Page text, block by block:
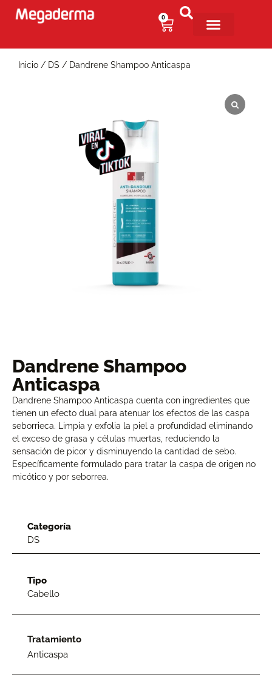
0
Inicio / DS / Dandrene Shampoo Anticaspa
Dandrene Shampoo
Anticaspa
Dandrene Shampoo Anticaspa cuenta con ingredientes que
tienen un efecto dual para atenuar los efectos de las caspa
seborrieca. Limpia y exfolia la piel a profundidad eliminando
el exceso de grasa y células muertas, reduciendo la
sensación de picor y disminuyendo la cantidad de sebo.
Específicamente formulado para tratar la caspa de origen no
micótico y por seborrea.
Categoría
DS
Tipo
Cabello
Tratamiento
Anticaspa